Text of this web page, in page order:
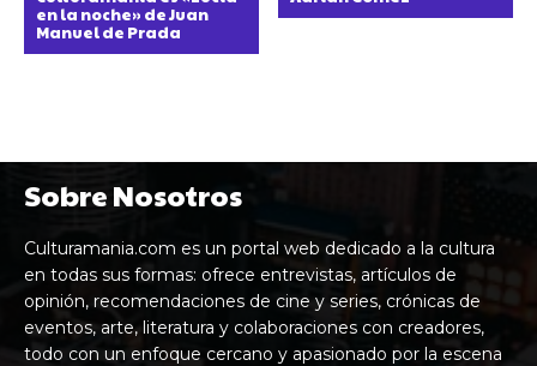
en la noche» de Juan
Manuel de Prada
Sobre Nosotros
Culturamania.com es un portal web dedicado a la cultura
en todas sus formas: ofrece entrevistas, artículos de
opinión, recomendaciones de cine y series, crónicas de
eventos, arte, literatura y colaboraciones con creadores,
todo con un enfoque cercano y apasionado por la escena